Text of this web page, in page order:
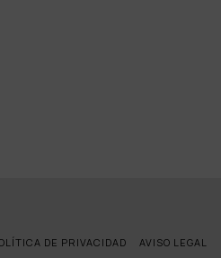
DE PRIVACIDAD AVISO LEGAL